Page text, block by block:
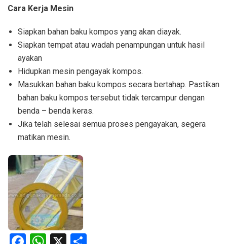
Cara Kerja Mesin
Siapkan bahan baku kompos yang akan diayak.
Siapkan tempat atau wadah penampungan untuk hasil
ayakan
Hidupkan mesin pengayak kompos.
Masukkan bahan baku kompos secara bertahap. Pastikan
bahan baku kompos tersebut tidak tercampur dengan
benda – benda keras.
Jika telah selesai semua proses pengayakan, segera
matikan mesin.